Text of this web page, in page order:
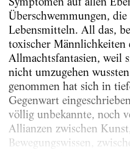
Überschwemmungen,
Lebensmitteln. All das,
toxischer
Allmachtsfantasien, weil
nicht umzugehen
genommen hat sich in
Gegenwart
völlig unbekannte, noch
Allianzen zwischen
Bewegungswissen,